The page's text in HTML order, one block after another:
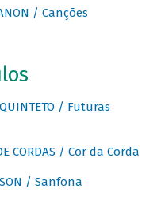
/ Canções
QUINTETO / Futuras
CORDAS / Cor da Corda
/ Sanfona